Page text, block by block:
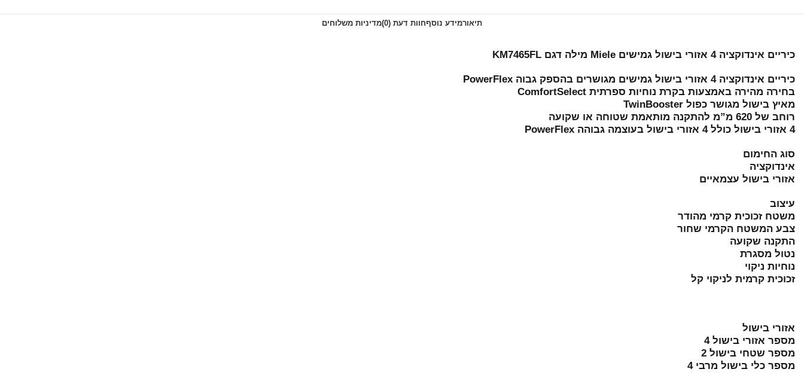
תיאורמידע נוסףחוות דעת (0) מדיניות משלוחים
כיריים אינדוקציה 4 אזורי בישול גמישים Miele מילה דגם KM7465FL
כיריים אינדוקציה 4 אזורי בישול גמישים מגושרים בהספק גבוה PowerFlex
בחירה מהירה באמצעות בקרת נוחיות ספרתית ComfortSelect
מאיץ בישול מגושר כפול TwinBooster
רוחב של 620 מ”מ להתקנה מותאמת שטוחה או שקועה
4 אזורי בישול כולל 4 אזורי בישול בעוצמה גבוהה PowerFlex
סוג החימום
אינדוקציה
אזורי בישול עצמאיים
עיצוב
משטח זכוכית קרמי מהודר
צבע המשטח הקרמי שחור
התקנה שקועה
נטול מסגרת
נוחיות ניקוי
זכוכית קרמית לניקוי קל
אזורי בישול
מספר אזורי בישול 4
מספר שטחי בישול 2
מספר כלי בישול מרבי 4